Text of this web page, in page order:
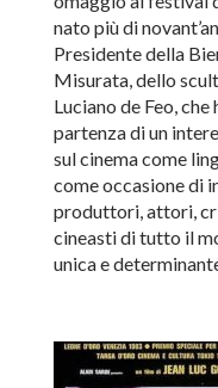
nato più di
Presidente della
Misurata, dello
Luciano de Feo,
partenza di un
sul cinema come
come occasione di
produttori, attori,
cineasti di tutto il
unica e